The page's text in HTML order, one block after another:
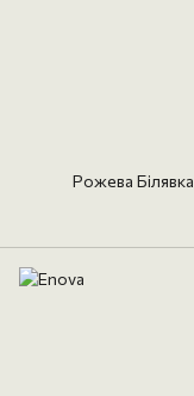
Рожева Білявка